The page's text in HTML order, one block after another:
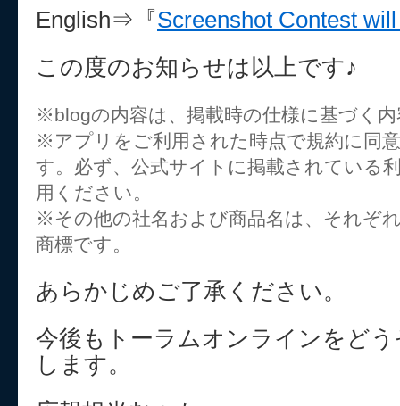
English⇒『Screenshot Contest
この度のお知らせは以上です♪
※blogの内容は、掲載時の仕様に基づく
※アプリをご利用された時点で規約に同
す。必ず、公式サイトに掲載されている
用ください。
※その他の社名および商品名は、それぞ
商標です。
あらかじめご了承ください。
今後もトーラムオンラインをど
します。